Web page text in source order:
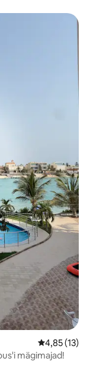
Keskmine
4,85 (13)
mägimajad!